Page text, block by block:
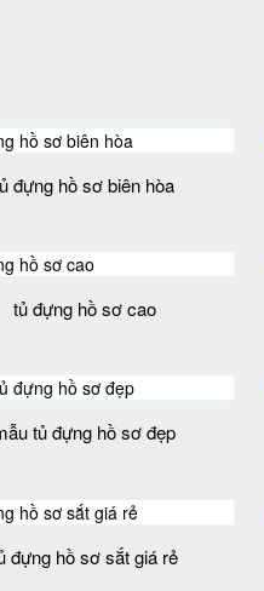
đựng hồ sơ biên hòa
tủ đựng hồ sơ cao
tủ đựng hồ sơ đẹp
đựng hồ sơ sắt giá rẻ